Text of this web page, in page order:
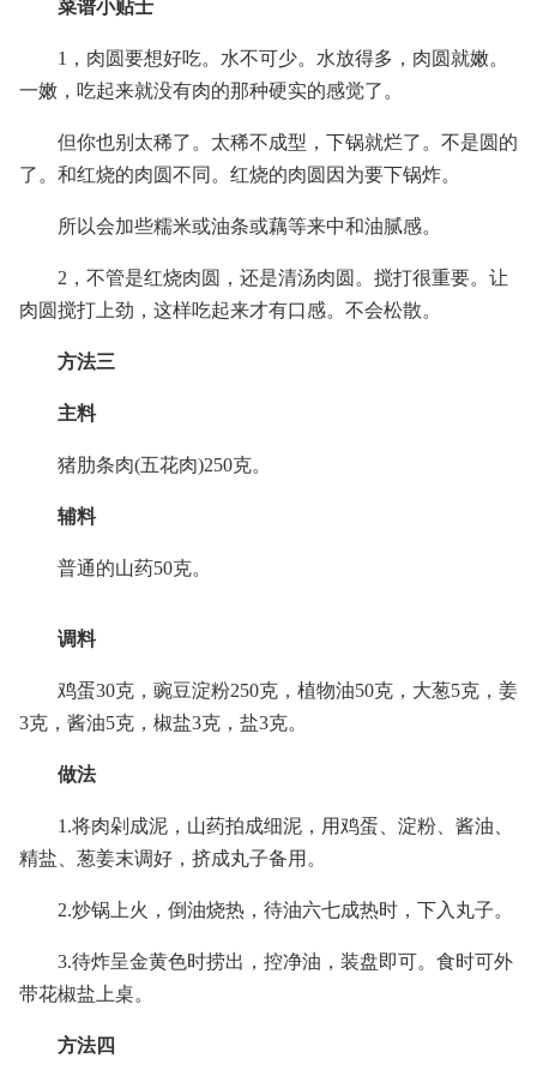
菜谱小贴士
1，肉圆要想好吃。水不可少。水放得多，肉圆就嫩。
一嫩，吃起来就没有肉的那种硬实的感觉了。
但你也别太稀了。太稀不成型，下锅就烂了。不是圆的
了。和红烧的肉圆不同。红烧的肉圆因为要下锅炸。
所以会加些糯米或油条或藕等来中和油腻感。
2，不管是红烧肉圆，还是清汤肉圆。搅打很重要。让
肉圆搅打上劲，这样吃起来才有口感。不会松散。
方法三
主料
猪肋条肉(五花肉)250克。
辅料
普通的山药50克。
调料
鸡蛋30克，豌豆淀粉250克，植物油50克，大葱5克，姜
3克，酱油5克，椒盐3克，盐3克。
做法
1.将肉剁成泥，山药拍成细泥，用鸡蛋、淀粉、酱油、
精盐、葱姜末调好，挤成丸子备用。
2.炒锅上火，倒油烧热，待油六七成热时，下入丸子。
3.待炸呈金黄色时捞出，控净油，装盘即可。食时可外
带花椒盐上桌。
方法四